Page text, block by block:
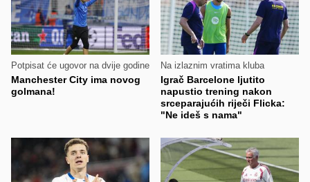
Potpisat će ugovor na dvije godine
Manchester City ima novog
golmana!
Na izlaznim vratima kluba
Igrač Barcelone ljutito
napustio trening nakon
srceparajućih riječi Flicka:
"Ne ideš s nama"